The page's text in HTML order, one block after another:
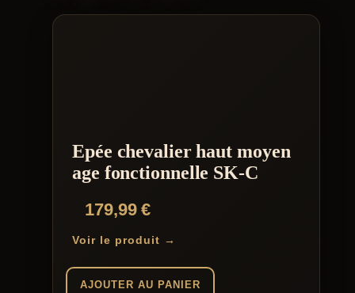
Epée chevalier haut moyen
age fonctionnelle SK-C
179,99€
Voir le produit →
AJOUTER AU PANIER